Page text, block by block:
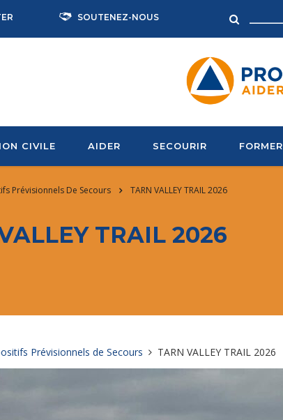
SOUTENEZ-NOUS
CIVILE AIDER SECOURIR FORMER
Prévisionnels De Secours TARN VALLEY TRAIL 2026
TRAIL 2026
Prévisionnels de Secours TARN VALLEY TRAIL 2026